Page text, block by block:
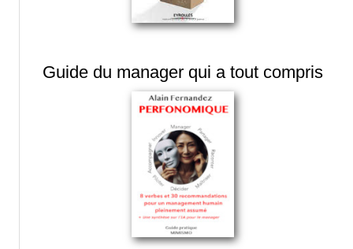
Guide du manager qui a tout compris